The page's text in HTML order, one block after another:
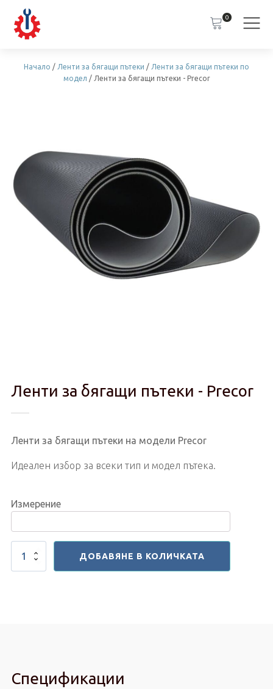
0
Начало / Ленти за бягащи пътеки / Ленти за бягащи пътеки по
модел / Ленти за бягащи пътеки - Precor
Ленти за бягащи пътеки - Precor
Ленти за бягащи пътеки на модели Precor
Идеален избор за всеки тип и модел пътека.
Измерение
количество
ДОБАВЯНЕ В КОЛИЧКАТА
Спецификации